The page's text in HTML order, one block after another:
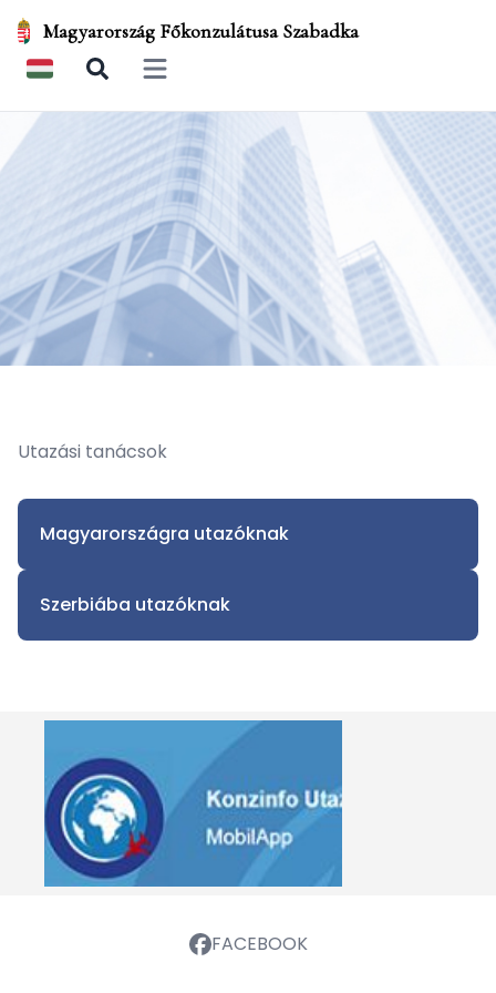
Magyarország Főkonzulátusa Szabadka
Open main menu
Utazási tanácsok
Magyarországra utazóknak
Szerbiába utazóknak
FACEBOOK